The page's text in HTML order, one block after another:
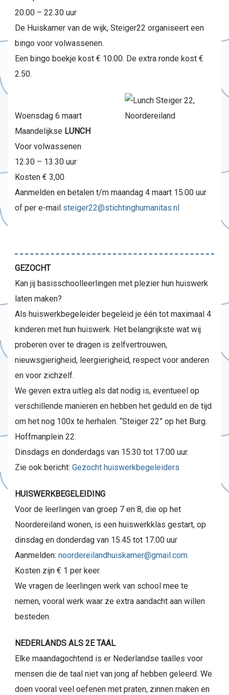
20.00 – 22.30 uur
De Huiskamer van de wijk, Steiger22 organiseert een
bingo voor volwassenen.
Een bingo boekje kost € 10.00. De extra ronde kost €
2.50.
Woensdag 6 maart
Maandelijkse LUNCH
Voor volwassenen
12.30 – 13.30 uur
Kosten € 3,00
Aanmelden en betalen t/m maandag 4 maart 15.00 uur
of per e-mail steiger22@stichtinghumanitas.nl
GEZOCHT
Kan jij basisschoolleerlingen met plezier hun huiswerk
laten maken?
Als huiswerkbegeleider begeleid je één tot maximaal 4
kinderen met hun huiswerk. Het belangrijkste wat wij
proberen over te dragen is zelfvertrouwen,
nieuwsgierigheid, leergierigheid, respect voor anderen
en voor zichzelf.
We geven extra uitleg als dat nodig is, eventueel op
verschillende manieren en hebben het geduld en de tijd
om het nog 100x te herhalen. “Steiger 22” op het Burg.
Hoffmanplein 22.
Dinsdags en donderdags van 15:30 tot 17:00 uur.
Zie ook bericht: Gezocht huiswerkbegeleiders
HUISWERKBEGELEIDING
Voor de leerlingen van groep 7 en 8, die op het
Noordereiland wonen, is een huiswerkklas gestart, op
dinsdag en donderdag van 15.45 tot 17.00 uur
Aanmelden: noordereilandhuiskamer@gmail.com
Kosten zijn € 1 per keer.
We vragen de leerlingen werk van school mee te
nemen, vooral werk waar ze extra aandacht aan willen
besteden.
NEDERLANDS ALS 2E TAAL
Elke maandagochtend is er Nederlandse taalles voor
mensen die de taal niet van jong af hebben geleerd. We
doen vooral veel oefenen met praten, zinnen maken en